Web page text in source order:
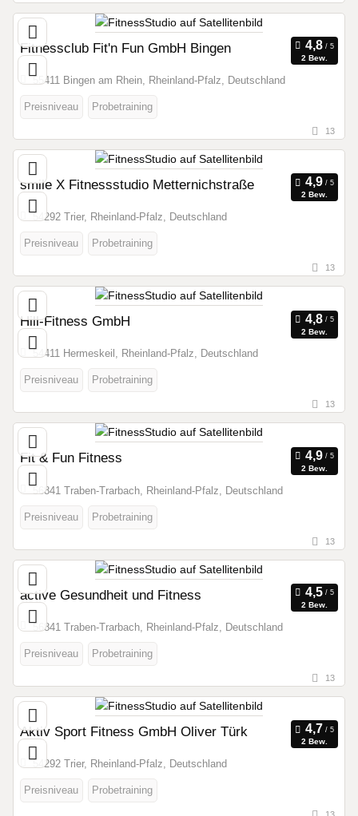
Fitnessclub Fit'n Fun GmbH Bingen
2 Bew.
55411 Bingen am Rhein, Rheinland-Pfalz, Deutschland
Preisniveau Probetraining
13
smile X Fitnessstudio Metternichstraße
2 Bew.
54292 Trier, Rheinland-Pfalz, Deutschland
Preisniveau Probetraining
13
Hill-Fitness GmbH
2 Bew.
54411 Hermeskeil, Rheinland-Pfalz, Deutschland
Preisniveau Probetraining
13
Fit & Fun Fitness
2 Bew.
56841 Traben-Trarbach, Rheinland-Pfalz, Deutschland
Preisniveau Probetraining
13
active Gesundheit und Fitness
2 Bew.
56841 Traben-Trarbach, Rheinland-Pfalz, Deutschland
Preisniveau Probetraining
13
Aktiv Sport Fitness GmbH Oliver Türk
2 Bew.
54292 Trier, Rheinland-Pfalz, Deutschland
Preisniveau Probetraining